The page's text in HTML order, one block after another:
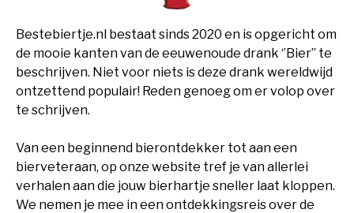
Bestebiertje.nl bestaat sinds 2020 en is opgericht om
de mooie kanten van de eeuwenoude drank ‘’Bier’’ te
beschrijven. Niet voor niets is deze drank wereldwijd
ontzettend populair! Reden genoeg om er volop over
te schrijven.
Van een beginnend bierontdekker tot aan een
bierveteraan, op onze website tref je van allerlei
verhalen aan die jouw bierhartje sneller laat kloppen.
We nemen je mee in een ontdekkingsreis over de